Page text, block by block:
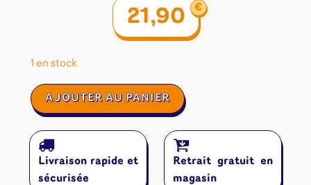
21,90 €
1 en stock
quantité
de
AJOUTER AU PANIER
Livraison rapide et
sécurisée
Retrait gratuit en
magasin